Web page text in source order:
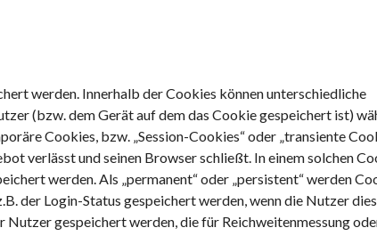
werden. Innerhalb der Cookies können unterschiedliche
(bzw. dem Gerät auf dem das Cookie gespeichert ist)
Cookies, bzw. „Session-Cookies“ oder „transiente
verlässt und seinen Browser schließt. In einem solchen
werden. Als „permanent“ oder „persistent“ werden
der Login-Status gespeichert werden, wenn die Nutzer
Nutzer gespeichert werden, die für Reichweitenmessung